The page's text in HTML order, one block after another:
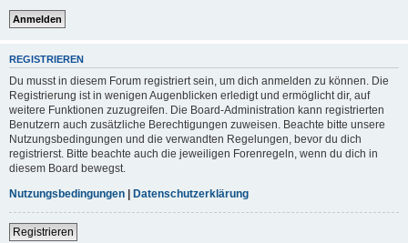
REGISTRIEREN
Du musst in diesem Forum registriert sein, um dich anmelden zu können. Die
Registrierung ist in wenigen Augenblicken erledigt und ermöglicht dir, auf
weitere Funktionen zuzugreifen. Die Board-Administration kann registrierten
Benutzern auch zusätzliche Berechtigungen zuweisen. Beachte bitte unsere
Nutzungsbedingungen und die verwandten Regelungen, bevor du dich
registrierst. Bitte beachte auch die jeweiligen Forenregeln, wenn du dich in
diesem Board bewegst.
Nutzungsbedingungen | Datenschutzerklärung
Registrieren